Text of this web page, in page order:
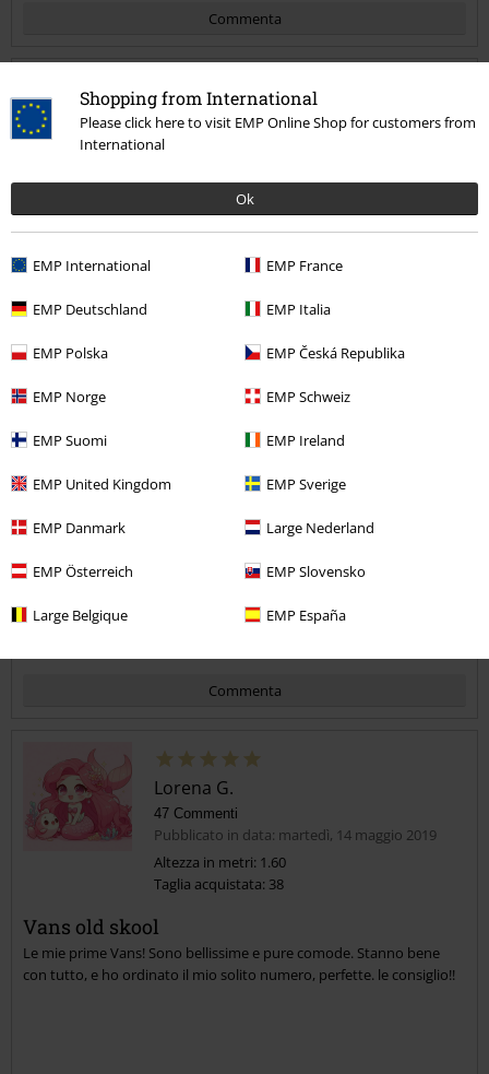
Shopping from International
Please click here to visit EMP Online Shop for customers from
International
Ok
EMP International EMP France
EMP Deutschland EMP Italia
EMP Polska EMP Česká Republika
EMP Norge EMP Schweiz
EMP Suomi EMP Ireland
EMP United Kingdom EMP Sverige
EMP Danmark Large Nederland
EMP Österreich EMP Slovensko
Large Belgique EMP España
Commenta
Rossella V.
7 Commenti
Altezza in metri: 1.70
Taglia acquistata: 40
Bellissime!
Spedizione nei tempi previsti.
Design
Vestibilità
Commenta
Invia un commento
Lorena G.
47 Commenti
Pubblicato in data: martedì, 14 maggio 2019
Altezza in metri: 1.60
Taglia acquistata: 38
Vans old skool
Le mie prime Vans! Sono bellissime e pure comode. Stanno bene
con tutto, e ho ordinato il mio solito numero, perfette. le consiglio!!